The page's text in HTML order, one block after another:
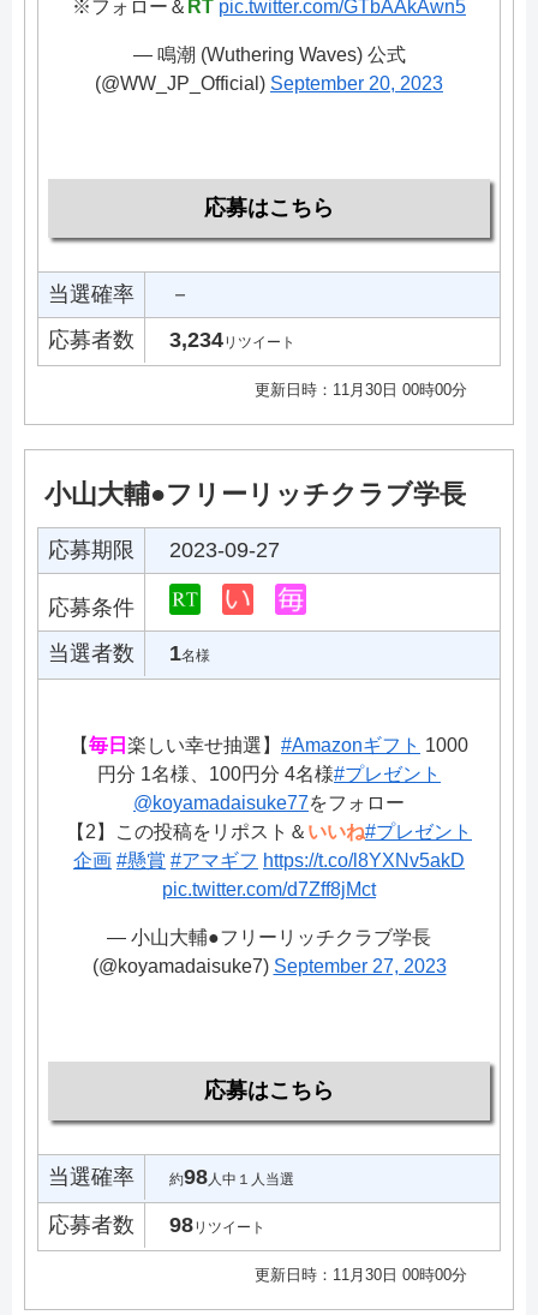
※フォロー＆ RT pic.twitter.com/GTbAAkAwn5
— 鳴潮 (Wuthering Waves) 公式
(@WW_JP_Official) September 20, 2023
応募はこちら
当選確率
－
応募者数
3,234リツイート
更新日時：11月30日 00時00分
小山大輔●フリーリッチクラブ学長
応募期限 2023-09-27
応募条件
当選者数
1名様
【毎日 楽しい幸せ抽選】 #Amazonギフト 1000
円分 1名様、100円分 4名様#プレゼント
@koyamadaisuke77をフォロー
【2】この投稿をリポスト＆ いいね#プレゼント
企画 #懸賞 #アマギフ https://t.co/l8YXNv5akD
pic.twitter.com/d7Zff8jMct
— 小山大輔●フリーリッチクラブ学長
(@koyamadaisuke7) September 27, 2023
応募はこちら
当選確率 約98人中１人当選
応募者数 98リツイート
更新日時：11月30日 00時00分